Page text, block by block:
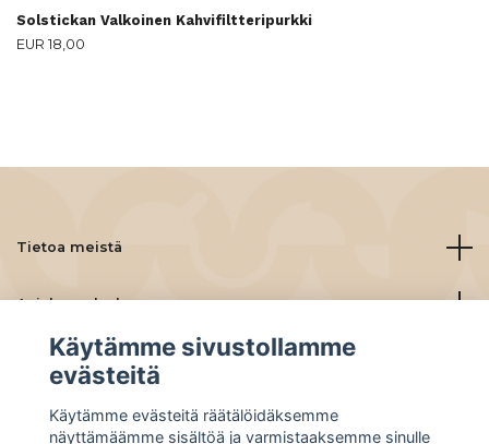
Solstickan Valkoinen Kahvifiltteripurkki
EUR 18,00
Tietoa meistä
Asiakaspalvelu
Lue lisää
Social Media
Käytämme sivustollamme
evästeitä
Käytämme evästeitä räätälöidäksemme
näyttämäämme sisältöä ja varmistaaksemme sinulle